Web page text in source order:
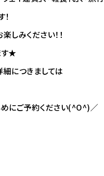
！
みください！！
す★
につきましては
にご予約ください(^O^)／